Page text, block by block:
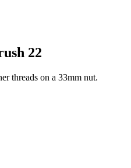
22
threads on a 33mm nut.